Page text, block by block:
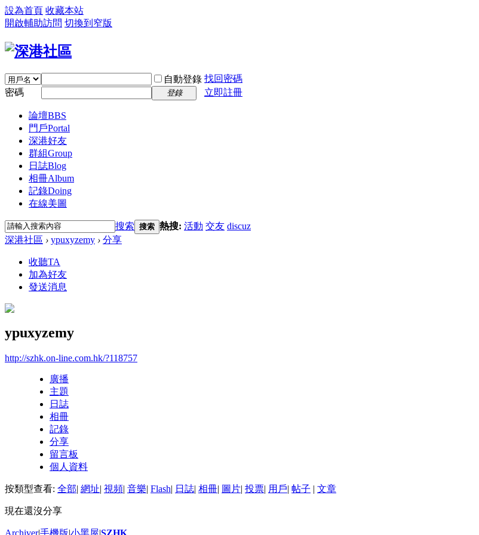
設為首頁 收藏本站
開啟輔助訪問 切換到窄版
自動登錄 找回密碼
密碼
登錄 立即註冊
論壇BBS
門戶Portal
深港好友
群組Group
日誌Blog
相冊Album
記錄Doing
在線美圖
搜索 搜索 熱搜: 活動 交友 discuz
深港社區 › ypuxyzemy › 分享
收聽TA
加為好友
發送消息
ypuxyzemy
http://szhk.on-line.com.hk/?118757
廣播
主題
日誌
相冊
記錄
分享
留言板
個人資料
按類型查看: 全部| 網址| 視頻| 音樂| Flash| 日誌| 相冊| 圖片| 投票| 用戶| 帖子 | 文章
現在還沒分享
Archiver|手機版|小黑屋|SZHK